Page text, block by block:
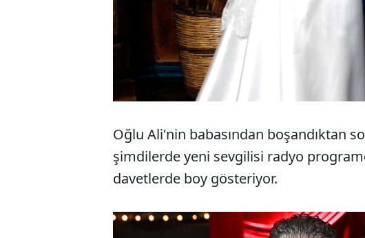
Oğlu Ali'nin babasından boşandıktan
şimdilerde yeni sevgilisi radyo
davetlerde boy gösteriyor.